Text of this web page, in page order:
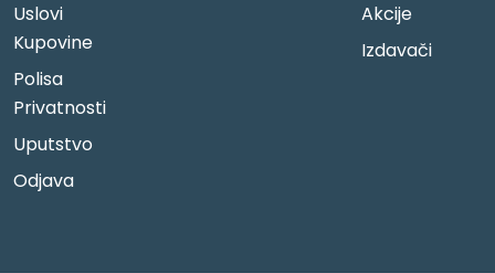
Uslovi
Kupovine
Polisa
Privatnosti
Uputstvo
Odjava
Akcije
Izdavači